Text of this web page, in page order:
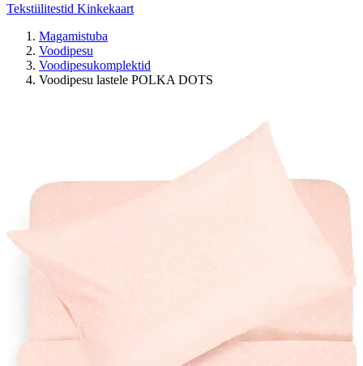
Tekstiilitestid Kinkekaart
Magamistuba
Voodipesu
Voodipesukomplektid
Voodipesu lastele POLKA DOTS